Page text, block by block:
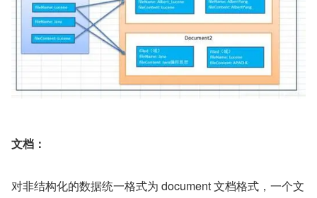
文档：
对非结构化的数据统一格式为 document 文档格式，一个文